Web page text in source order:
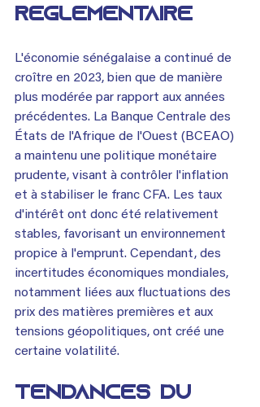
réglementaire
L'économie sénégalaise a continué de
croître en 2023, bien que de manière
plus modérée par rapport aux années
précédentes. La Banque Centrale des
États de l'Afrique de l'Ouest (BCEAO)
a maintenu une politique monétaire
prudente, visant à contrôler l'inflation
et à stabiliser le franc CFA. Les taux
d'intérêt ont donc été relativement
stables, favorisant un environnement
propice à l'emprunt. Cependant, des
incertitudes économiques mondiales,
notamment liées aux fluctuations des
prix des matières premières et aux
tensions géopolitiques, ont créé une
certaine volatilité.
Tendances du